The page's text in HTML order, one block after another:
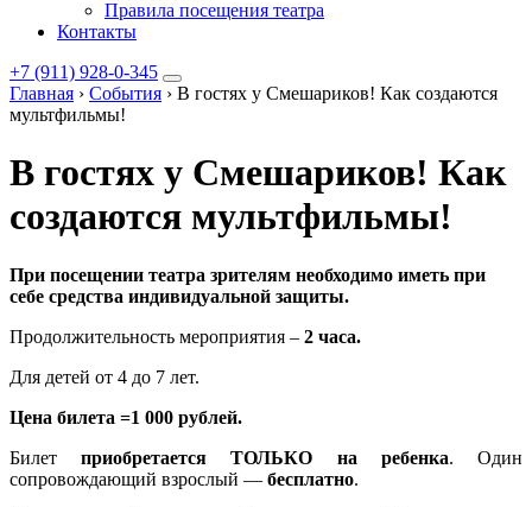
Правила посещения театра
Контакты
+7 (911) 928-0-345
Главная › События › В гостях у Смешариков! Как создаются
мультфильмы!
В гостях у Смешариков! Как
создаются мультфильмы!
При посещении театра зрителям необходимо иметь при
себе средства индивидуальной защиты.
Продолжительность мероприятия – 2 часа.
Для детей от 4 до 7 лет.
Цена билета =1 000 рублей.
Билетприобретается ТОЛЬКО на ребенка. Один
сопровождающий взрослый — бесплатно.